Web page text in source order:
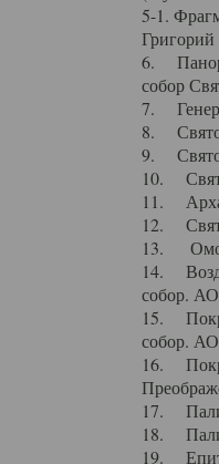
5-1.
6.
собор
7.
8. Свято-
9. Свято-
10.
11.
12.
13.
14.
собор.
15.
собор.
16.
17.
18.
19.